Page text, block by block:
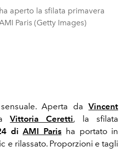
aperto la sfilata primavera
Paris (Getty Images)
Aperta da Vincent
Vittoria Ceretti, la sfilata
di AMI Paris ha portato in
e rilassato. Proporzioni e tagli